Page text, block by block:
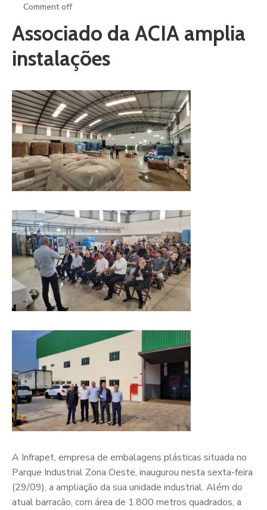
Comment off
Associado da ACIA amplia
instalações
A Infrapet, empresa de embalagens plásticas situada no
Parque Industrial Zona Oeste, inaugurou nesta sexta-feira
(29/09), a ampliação da sua unidade industrial. Além do
atual barracão, com área de 1.800 metros quadrados, a